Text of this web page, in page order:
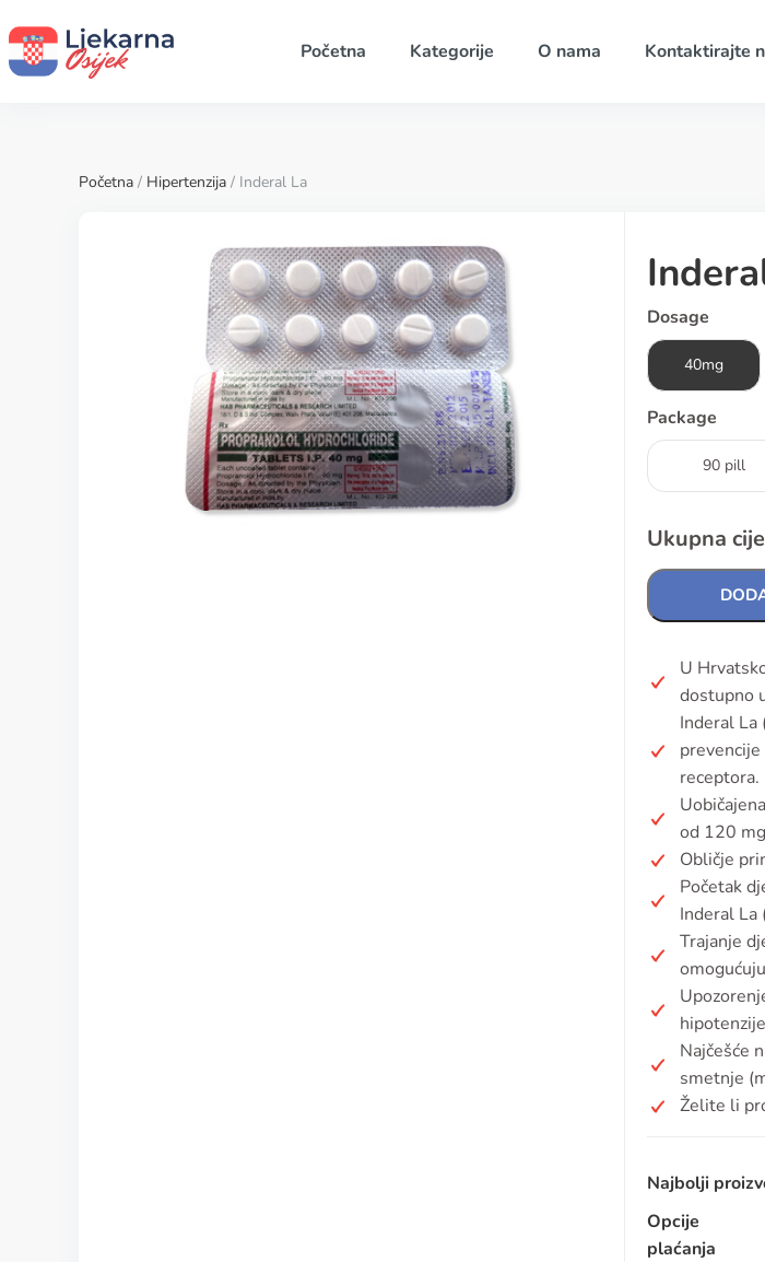
Početna Kategorije O nama Kontaktirajte
Početna / Hipertenzija / Inderal La
Dosage
40mg
Package
90 pill
Ukupna
U
dostupno
Inderal
receptora.
od 120
Obličje
Početak
Inderal La
Trajanje
Najčešće
smetnje
Želite li
Najbolji
Opcije
plaćanja